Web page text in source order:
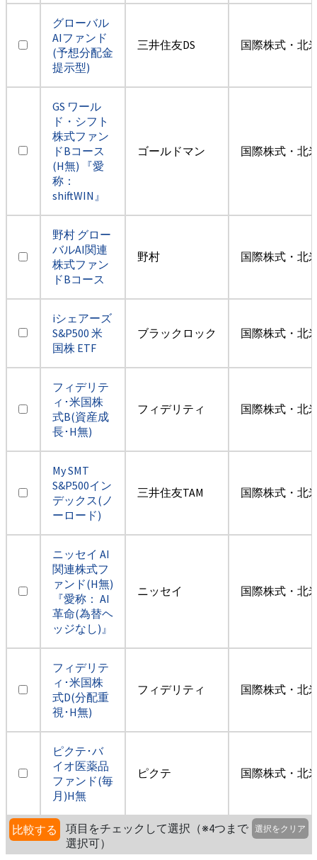
グローバル
AIファンド
(予想分配金
提示型)
三井住友DS 国際株式・北
GS ワール
ド・シフト
株式ファン
ドBコース
(H無) 『愛
称：
shiftWIN』
ゴールドマン 国際株式・北
野村 グロー
バルAI関連
株式ファン
ドBコース
野村 国際株式・北
iシェアーズ
S&P500 米
国株 ETF
ブラックロック 国際株式・北
フィデリテ
ィ･米国株
式B(資産成
長･H無)
フィデリティ 国際株式・北
My SMT
S&P500イン
デックス(ノ
ーロード)
三井住友TAM 国際株式・北
ニッセイ AI
関連株式フ
ァンド(H無)
『愛称： AI
革命(為替ヘ
ッジなし)』
ニッセイ 国際株式・北
フィデリテ
ィ･米国株
式D(分配重
視･H無)
フィデリティ 国際株式・北
ピクテ･バ
イオ医薬品
ファンド(毎
月)H無
ピクテ 国際株式・北
比較する
項目をチェックして選択（※4つまで
選択可）
選択をクリア